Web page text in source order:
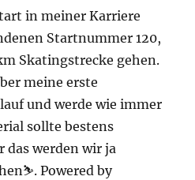
in meiner Karriere
Startnummer 120,
Skatingstrecke gehen.
meine erste
und werde wie immer
sollte bestens
das werden wir ja
Powered by